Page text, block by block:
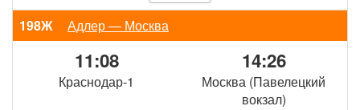
198Ж Адлер — Москва
11:08
Краснодар-1
14:26
Москва (Павелецкий
вокзал)